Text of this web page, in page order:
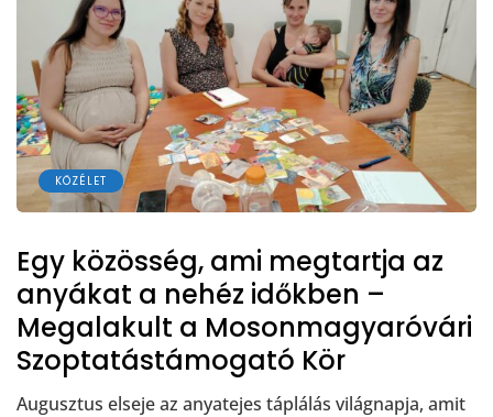
KÖZÉLET
Egy közösség, ami megtartja az
anyákat a nehéz időkben –
Megalakult a Mosonmagyaróvári
Szoptatástámogató Kör
Augusztus elseje az anyatejes táplálás világnapja, amit